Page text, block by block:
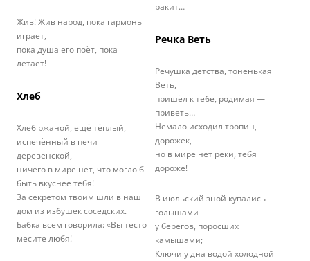
Жив! Жив народ, пока гармонь
играет,
пока душа его поёт, пока
летает!
Хлеб
Хлеб ржаной, ещё тёплый,
испечённый в печи
деревенской,
ничего в мире нет, что могло б
быть вкуснее тебя!
За секретом твоим шли в наш
дом из избушек соседских.
Бабка всем говорила: «Вы тесто
месите любя!
ракит…
Речка Веть
Речушка детства, тоненькая
Веть,
пришёл к тебе, родимая —
приветь…
Немало исходил тропин,
дорожек,
но в мире нет реки, тебя
дороже!
В июльский зной купались
голышами
у берегов, поросших
камышами;
Ключи у дна водой холодной